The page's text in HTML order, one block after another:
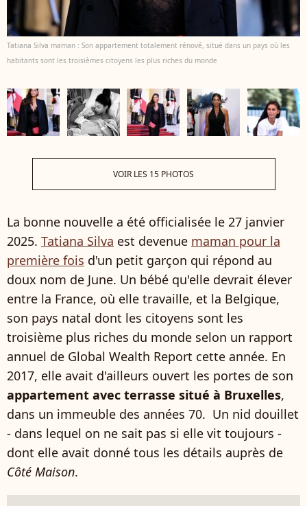
Tatiana Silva maman : Son appartement totalement rénové, situé dans un pays où les
habitants sont les troisièmes citoyens les plus riches du monde
VOIR LES 15 PHOTOS
La bonne nouvelle a été officialisée le 27 janvier
2025. Tatiana Silva est devenue maman pour la
première fois d'un petit garçon qui répond au
doux nom de June. Un bébé qu'elle devrait élever
entre la France, où elle travaille, et la Belgique,
son pays natal dont les citoyens sont les
troisième plus riches du monde selon un rapport
annuel de Global Wealth Report cette année. En
2017, elle avait d'ailleurs ouvert les portes de son
appartement avec terrasse situé à Bruxelles,
dans un immeuble des années 70. Un nid douillet
- dans lequel on ne sait pas si elle vit toujours -
dont elle avait donné tous les détails auprès de
Côté Maison.